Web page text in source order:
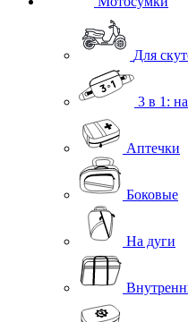
Для
3 в 1:
Аптечки
Боковые
На дуги